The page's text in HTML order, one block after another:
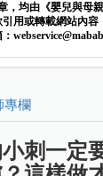
，均由《嬰兒與母
用或轉載網站內
專欄
刺一定